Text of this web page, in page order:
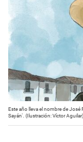
Este año lleva el nombre de
Sayán'. (Ilustración: Víctor Aguilar)